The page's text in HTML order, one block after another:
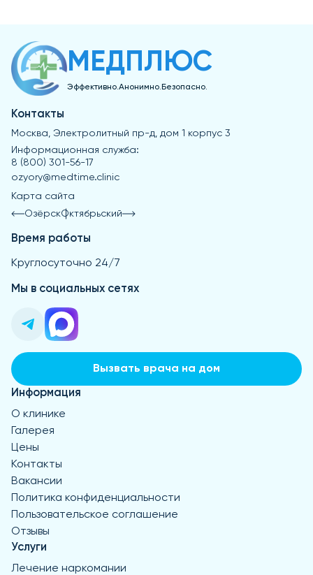
возможных противопоказаний и взаимодействий с
лекарственными средствами.
долгосрочной поддержки здоровья
психоэмоционального состояния такие курсы можно
повторять несколько раз в год.
МЕДПЛЮС
Эффективно.Анонимно.Безопасно.
Контакты
Москва, Электролитный пр-д, дом 1 корпус 3
Информационная служба:
8 (800) 301-56-17
ozyory@medtime.clinic
Карта сайта
ОзёрскОктябрьский
Время работы
Круглосуточно 24/7
Мы в социальных сетях
Вызвать врача на дом
Информация
О клинике
Галерея
Цены
Контакты
Вакансии
Политика конфиденциальности
Пользовательское соглашение
Отзывы
Услуги
Лечение наркомании